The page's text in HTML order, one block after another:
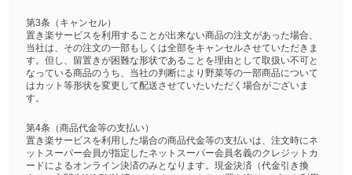
第3条（キャンセル）
置き楽サービスを利用することが出来ない商品の注文があった場合、
当社は、その注文の一部もしくは全部をキャンセルさせていただきま
す。但し、留置きが困難な形状であることを理由として取扱い不可と
なっている商品のうち、当社の判断により野菜等の一部商品について
はカット等形状を変更して配送させていたいただく場合がございま
す。
第4条（商品代金等の支払い）
置き楽サービスを利用した場合の商品代金等の支払いは、注文時にネ
ットスーパー会員が指定したネットスーパー会員名義のクレジットカ
ードによるオンライン決済のみとなります。現金決済（代金引き換